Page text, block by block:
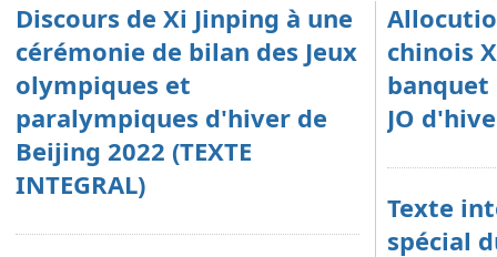
Discours de Xi Jinping à une
cérémonie de bilan des Jeux
olympiques et
paralympiques d'hiver de
Beijing 2022 (TEXTE
INTEGRAL)
chinois
banquet
JO
Texte
spécial